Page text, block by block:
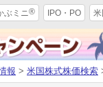
ぶミニ® IPO・PO
報 > 米国株式株価検索